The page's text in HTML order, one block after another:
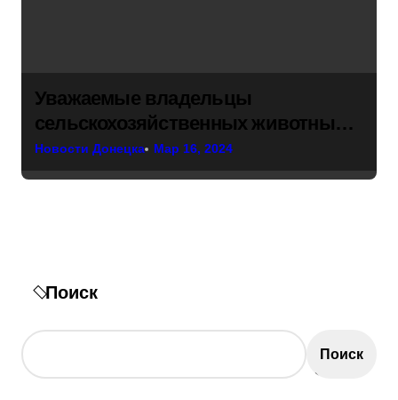
Уважаемые владельцы
сельскохозяйственных животных и
птицы!
Новости Донецка Мар 16, 2024
Поиск
Поиск